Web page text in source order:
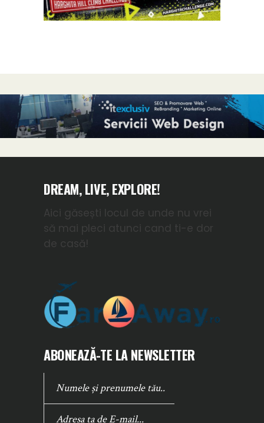
DREAM, LIVE, EXPLORE!
Aici găsești locul de unde nu vrei
să mai pleci atunci cand ti-e dor
de casă!
ABONEAZĂ-TE LA NEWSLETTER